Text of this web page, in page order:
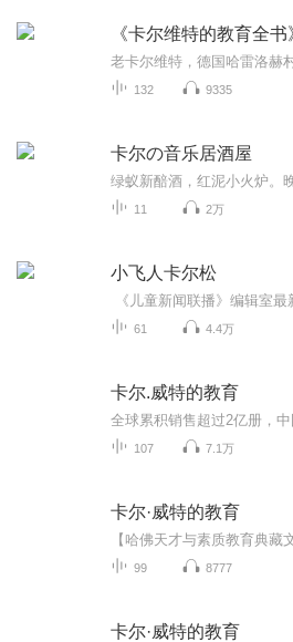
132 9335
卡尔の音乐居酒屋
绿蚁新醅酒，红泥小火炉。
11 2万
小飞人卡尔松
61 4.4万
卡尔.威特的教育
107 7.1万
卡尔·威特的教育
99 8777
卡尔·威特的教育